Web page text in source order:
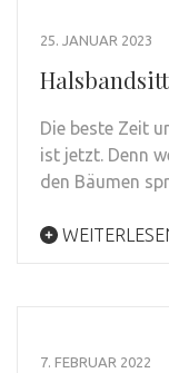
25. JANUAR 2023
Die beste Zeit
ist jetzt. Denn
den Bäumen
7. FEBRUAR 2022